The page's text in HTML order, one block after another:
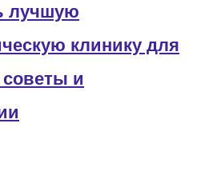
лучшую
клинику для
и